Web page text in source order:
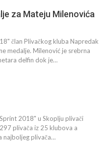
za Mateju Milenovića
član Plivačkog kluba Napredak
medalje. Milenović je srebrna
delfin dok je…
2018" u Skoplju plivači
plivača iz 25 klubova a
najboljeg plivača…